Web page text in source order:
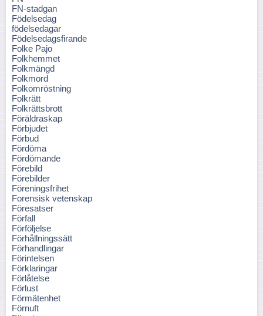
FN-stadgan
Födelsedag
födelsedagar
Födelsedagsfirande
Folke Pajo
Folkhemmet
Folkmängd
Folkmord
Folkomröstning
Folkrätt
Folkrättsbrott
Föräldraskap
Förbjudet
Förbud
Fördöma
Fördömande
Förebild
Förebilder
Föreningsfrihet
Forensisk vetenskap
Föresatser
Förfall
Förföljelse
Förhållningssätt
Förhandlingar
Förintelsen
Förklaringar
Förlåtelse
Förlust
Förmätenhet
Förnuft